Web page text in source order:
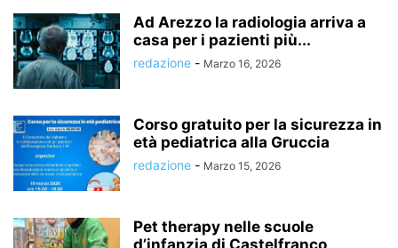
Ad Arezzo la radiologia arriva a
casa per i pazienti più...
redazione - Marzo 16, 2026
Corso gratuito per la sicurezza in
età pediatrica alla Gruccia
redazione - Marzo 15, 2026
Pet therapy nelle scuole
d’infanzia di Castelfranco